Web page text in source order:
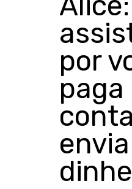
por
paga
envia